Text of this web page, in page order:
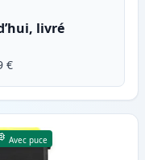
livré
€
Avec puce